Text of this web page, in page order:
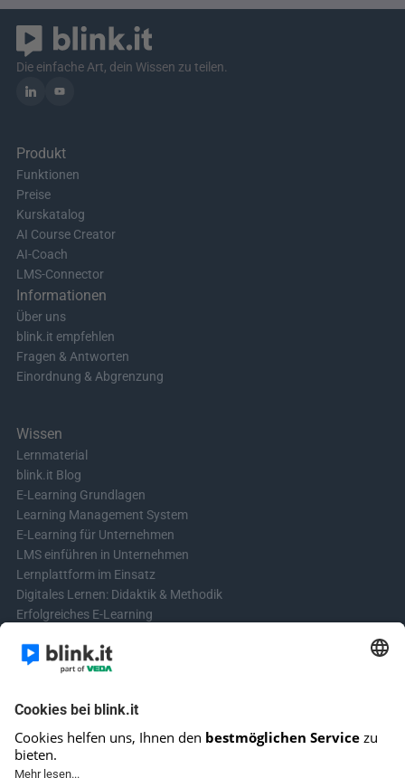
Die einfache Art, dein Wissen zu teilen.
Produkt
Funktionen
Preise
Kurskatalog
AI Course Creator
AI-Coach
LMS-Connector
Informationen
Über uns
blink.it empfehlen
Fragen & Antworten
Einordnung & Abgrenzung
Wissen
Lernmaterial
blink.it Blog
E-Learning Grundlagen
Learning Management System
E-Learning für Unternehmen
LMS einführen in Unternehmen
Lernplattform im Einsatz
Digitales Lernen: Didaktik & Methodik
Erfolgreiches E-Learning
Learning & Development
Videos für Online-Kurse erstellen
Kontakt aufnehmen
Kontaktformular
Fragen? Schreibe uns!